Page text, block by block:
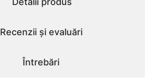
Recenzii și evaluări
Întrebări